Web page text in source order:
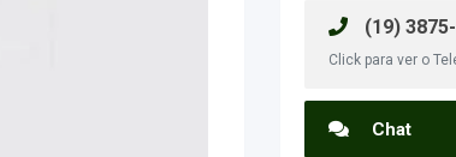
(19)
Click para ver o
Chat